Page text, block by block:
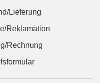
Lieferung
Reklamation
Rechnung